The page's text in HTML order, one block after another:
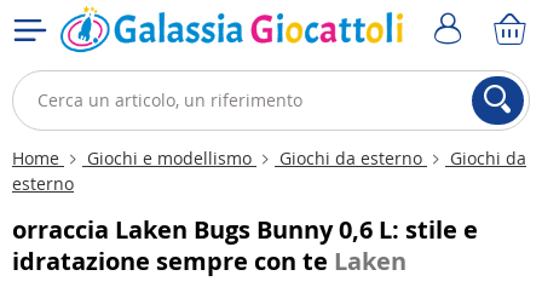
Home Giochi e modellismo Giochi da esterno
Giochi da
esterno
orraccia Laken Bugs Bunny 0,6 L: stile e
idratazione sempre con te Laken